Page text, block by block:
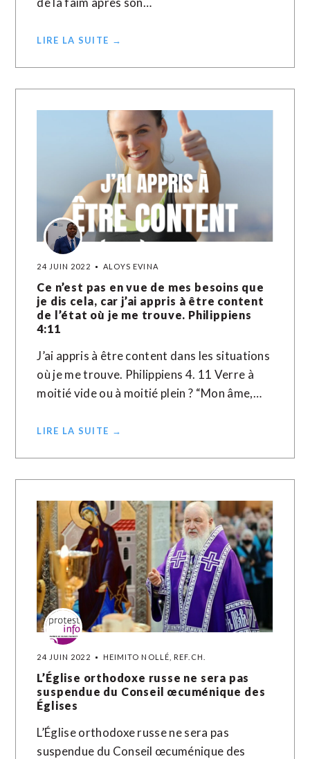
LIRE LA SUITE →
24 JUIN 2022 ALOYS EVINA
Ce n’est pas en vue de mes besoins que
je dis cela, car j’ai appris à être content
de l’état où je me trouve. Philippiens
4:11
J’ai appris à être content dans les situations
où je me trouve. Philippiens 4. 11 Verre à
moitié vide ou à moitié plein ? “Mon âme,…
LIRE LA SUITE →
24 JUIN 2022 HEIMITO NOLLÉ, REF.CH.
L’Église orthodoxe russe ne sera pas
suspendue du Conseil œcuménique des
Églises
L’Église orthodoxe russe ne sera pas
suspendue du Conseil œcuménique des